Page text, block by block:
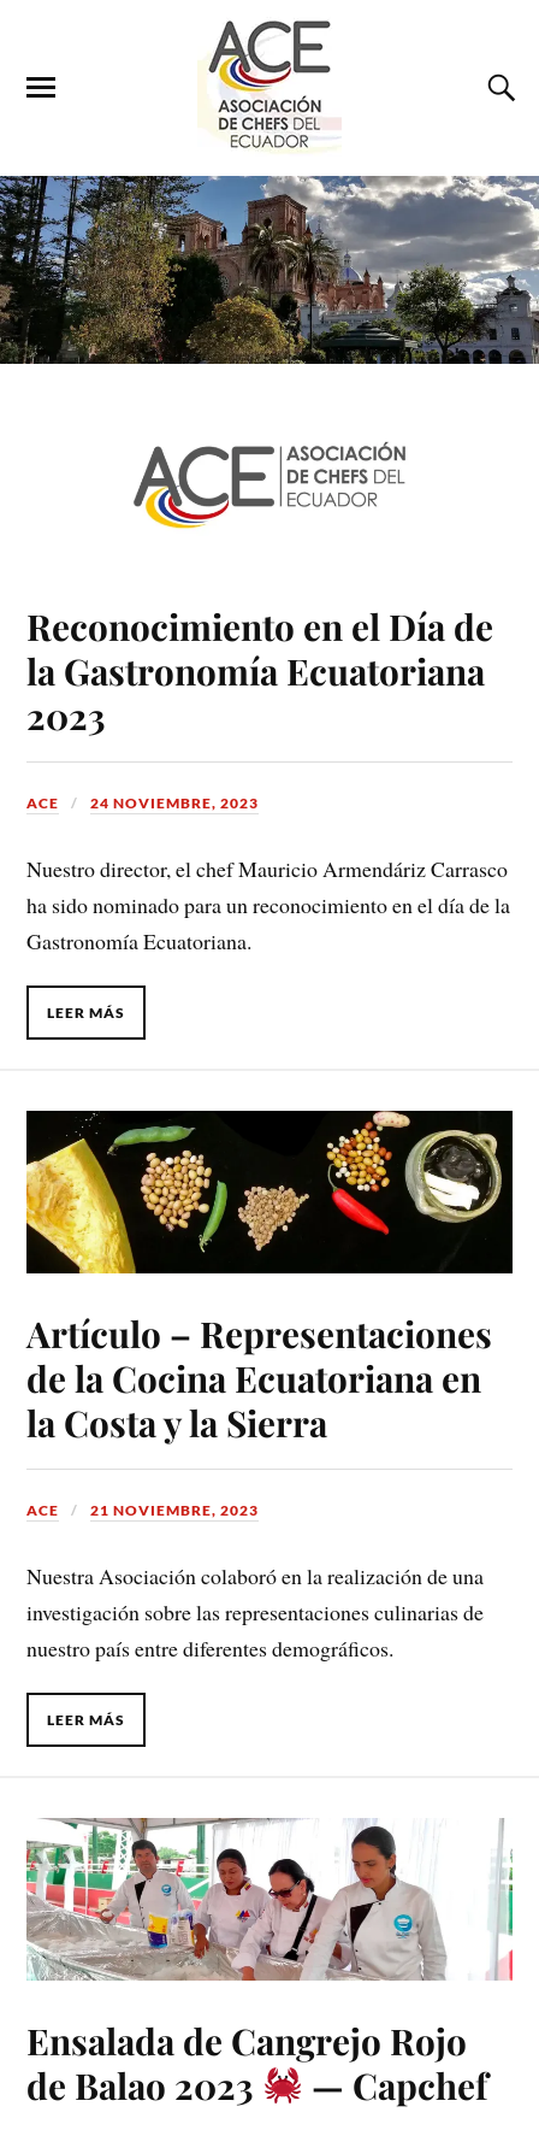
Reconocimiento en el Día de
la Gastronomía Ecuatoriana
2023
ACE 24 NOVIEMBRE, 2023
Nuestro director, el chef Mauricio Armendáriz Carrasco
ha sido nominado para un reconocimiento en el día de la
Gastronomía Ecuatoriana.
LEER MÁS
Artículo – Representaciones
de la Cocina Ecuatoriana en
la Costa y la Sierra
ACE 21 NOVIEMBRE, 2023
Nuestra Asociación colaboró en la realización de una
investigación sobre las representaciones culinarias de
nuestro país entre diferentes demográficos.
LEER MÁS
Ensalada de Cangrejo Rojo
de Balao 2023
— Capchef